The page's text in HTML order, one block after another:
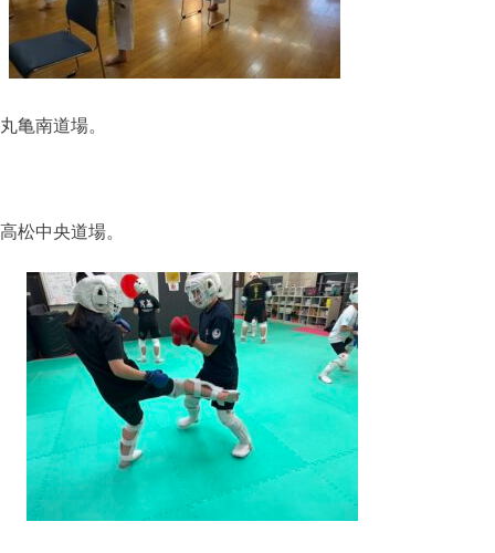
丸亀南道場。
高松中央道場。